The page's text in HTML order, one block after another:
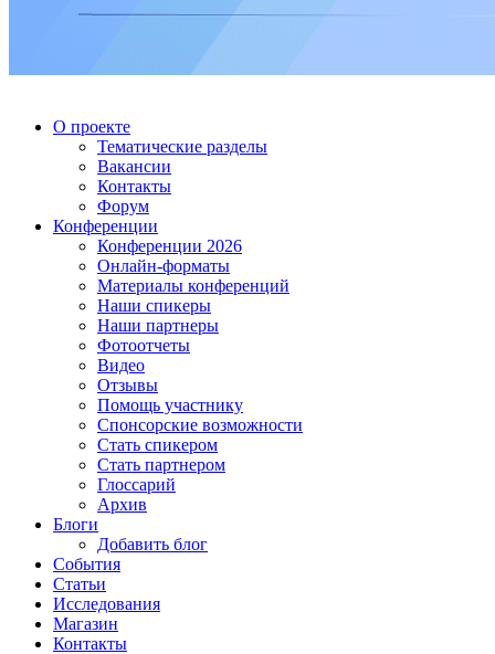
О проекте
Тематические разделы
Вакансии
Контакты
Форум
Конференции
Конференции 2026
Онлайн-форматы
Материалы конференций
Наши спикеры
Наши партнеры
Фотоотчеты
Видео
Отзывы
Помощь участнику
Спонсорские возможности
Стать спикером
Стать партнером
Глоссарий
Архив
Блоги
Добавить блог
События
Статьи
Исследования
Магазин
Контакты